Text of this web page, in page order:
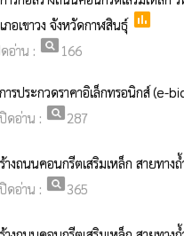
อเขาวง จังหวัดกาฬสินธุ์ poll
อ่าน : pageview 166
ารประกวดราคาอิเล็กทรอนิกส์ (e-
ดอ่าน : pageview287
ร้างถนนคอนกรีตเสริมเหล็ก สายท
ดอ่าน : pageview365